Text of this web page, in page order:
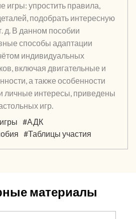
игры: упростить правила,
подобрать интересную
д. В данном пособии
способы адаптации
индивидуальных
включая двигательные и
а также особенности
личные интересы, приведены
игр.
#АДК
#Таблицы участия
материалы